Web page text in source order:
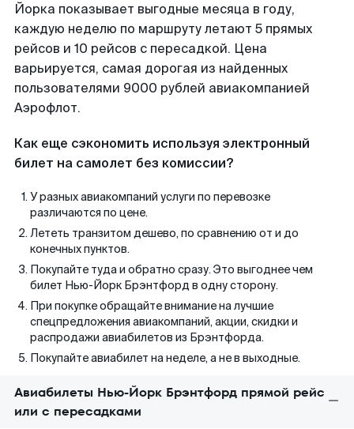
Йорка показывает выгодные месяца в году,
каждую неделю по маршруту летают 5 прямых
рейсов и 10 рейсов с пересадкой. Цена
варьируется, самая дорогая из найденных
пользователями 9000 рублей авиакомпанией
Аэрофлот.
Как еще сэкономить используя электронный
билет на самолет без комиссии?
У разных авиакомпаний услуги по перевозке
различаются по цене.
Лететь транзитом дешево, по сравнению от и до
конечных пунктов.
Покупайте туда и обратно сразу. Это выгоднее чем
билет Нью-Йорк Брэнтфорд в одну сторону.
При покупке обращайте внимание на лучшие
спецпредложения авиакомпаний, акции, скидки и
распродажи авиабилетов из Брэнтфорда.
Покупайте авиабилет на неделе, а не в выходные.
Авиабилеты Нью-Йорк Брэнтфорд прямой рейс
или с пересадками